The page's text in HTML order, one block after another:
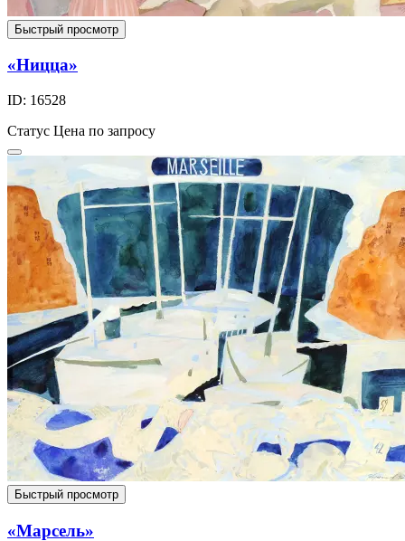
Быстрый просмотр
«Ницца»
ID: 16528
Статус Цена по запросу
Быстрый просмотр
«Марсель»